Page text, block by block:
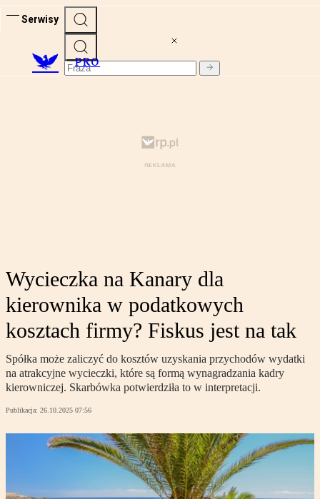
Serwisy
PRO
Wycieczka na Kanary dla
kierownika w podatkowych
kosztach firmy? Fiskus jest na tak
Spółka może zaliczyć do kosztów uzyskania przychodów wydatki
na atrakcyjne wycieczki, które są formą wynagradzania kadry
kierowniczej. Skarbówka potwierdziła to w interpretacji.
Publikacja: 26.10.2025 07:56